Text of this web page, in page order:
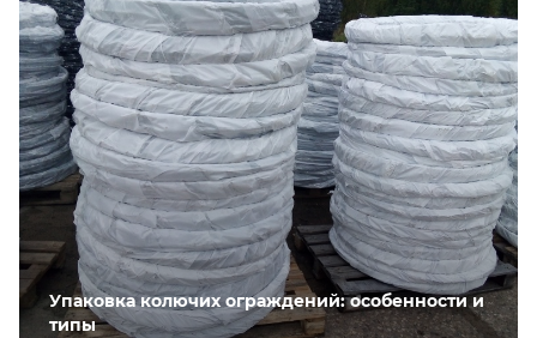
Упаковка колючих ограждений: особенности и
типы